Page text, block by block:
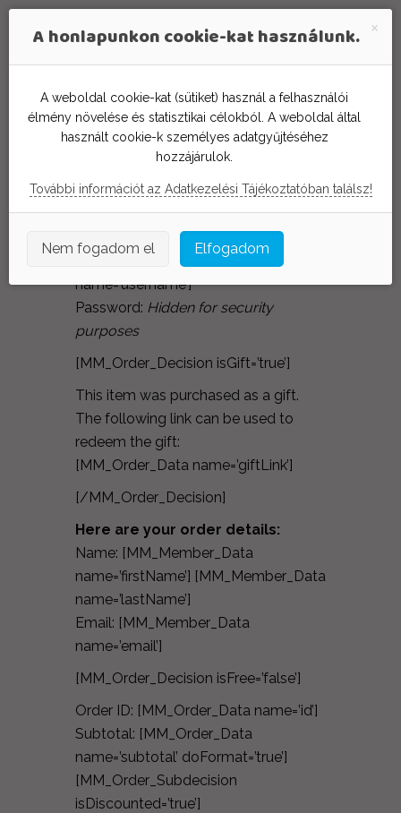
Thank you for your
order,
[MM_Member_Data
name=’firstName’]!
Your login credentials are:
Username: [MM_Member_Data
name=’username’]
Password: Hidden for security
purposes
[MM_Order_Decision isGift=’true’]
This item was purchased as a gift.
The following link can be used to
redeem the gift:
[MM_Order_Data name=’giftLink’]
[/MM_Order_Decision]
Here are your order details:
Name: [MM_Member_Data
name=’firstName’] [MM_Member_Data
name=’lastName’]
Email: [MM_Member_Data
name=’email’]
[MM_Order_Decision isFree=’false’]
Order ID: [MM_Order_Data name=’id’]
Subtotal: [MM_Order_Data
name=’subtotal’ doFormat=’true’]
[MM_Order_Subdecision
isDiscounted=’true’]
A honlapunkon cookie-kat használunk.
A weboldal cookie-kat (sütiket) használ a felhasználói
élmény növelése és statisztikai célokból. A weboldal által
használt cookie-k személyes adatgyűjtéséhez
hozzájárulok.
További információt az Adatkezelési Tájékoztatóban találsz!
Nem fogadom el Elfogadom